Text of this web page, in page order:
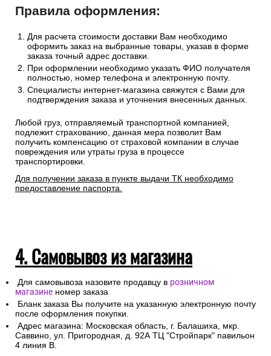
Правила оформления:
Для расчета стоимости доставки Вам необходимо
оформить заказ на выбранные товары, указав в форме
заказа точный адрес доставки.
При оформлении необходимо указать ФИО получателя
полностью, номер телефона и электронную почту.
Специалисты интернет-магазина свяжутся с Вами для
подтверждения заказа и уточнения внесенных данных.
Любой груз, отправляемый транспортной компанией,
подлежит страхованию, данная мера позволит Вам
получить компенсацию от страховой компании в случае
повреждения или утраты груза в процессе
транспортировки.
Для получении заказа в пункте выдачи ТК необходимо
предоставление паспорта.
4. Самовывоз из магазина
Для самовывоза назовите продавцу в розничном
магазине номер заказа
Бланк заказа Вы получите на указанную электронную почту
после оформления покупки.
Адрес магазина: Московская область, г. Балашиха, мкр.
Саввино, ул. Пригородная, д. 92А ТЦ "Стройпарк" павильон
4 линия В.